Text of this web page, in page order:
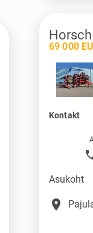
69 000
Kontakt
Asukoht
place